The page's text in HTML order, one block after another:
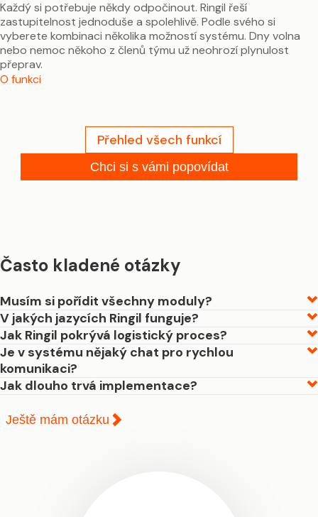
Každý si potřebuje někdy odpočinout. Ringil řeší
zastupitelnost jednoduše a spolehlivě. Podle svého si
vyberete kombinaci několika možností systému. Dny volna
nebo nemoc někoho z členů týmu už neohrozí plynulost
přeprav.
O funkci
Přehled všech funkcí
Chci si s vámi popovídat
Často kladené otázky
Musím si pořídit všechny moduly?
V jakých jazycích Ringil funguje?
Jak Ringil pokrývá logistický proces?
Je v systému nějaký chat pro rychlou
komunikaci?
Jak dlouho trvá implementace?
Ještě mám otázku